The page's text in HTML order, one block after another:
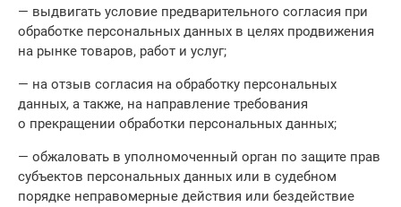
— выдвигать условие предварительного согласия при
обработке персональных данных в целях продвижения
на рынке товаров, работ и услуг;
— на отзыв согласия на обработку персональных
данных, а также, на направление требования
о прекращении обработки персональных данных;
— обжаловать в уполномоченный орган по защите прав
субъектов персональных данных или в судебном
порядке неправомерные действия или бездействие